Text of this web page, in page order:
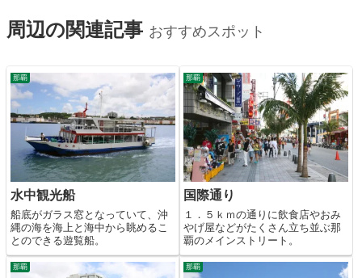
周辺の関連記事 おすすめスポット
那覇
水中観光船
船底がガラス窓となっていて、沖
縄の海を海上と海中から眺めるこ
とのできる遊覧船。
那覇
国際通り
１．５ｋｍの通りに飲食店やおみ
やげ屋などがたくさん立ち並ぶ那
覇のメインストリート。
那覇 那覇